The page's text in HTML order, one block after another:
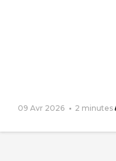
09 Avr 2026 2 minutes